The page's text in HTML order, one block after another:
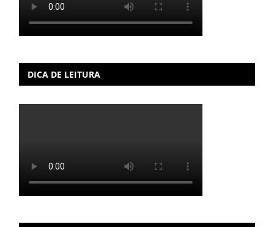
DICA DE LEITURA